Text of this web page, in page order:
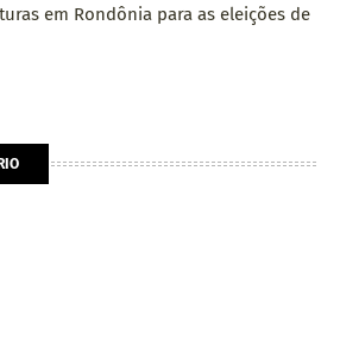
em Rondônia para as eleições de